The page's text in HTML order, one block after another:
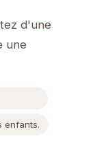
d'une
une
enfants.